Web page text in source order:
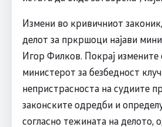
Измени во кривичниот
делот за пркршоци најави
Игор Филков. Покрај измените
министерот за безбедност
непристрасноста на судиите
законските одредби и
согласно тежината на делото,